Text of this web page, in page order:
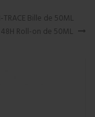
TRACE Bille de 50ML
48H Roll-on de 50ML